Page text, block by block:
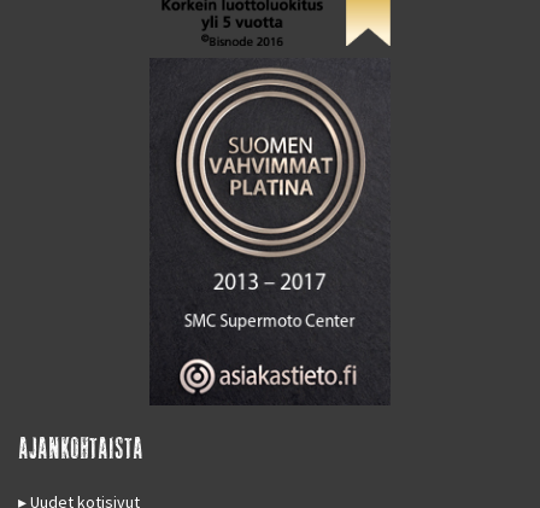
AJANKOHTAISTA
Uudet kotisivut